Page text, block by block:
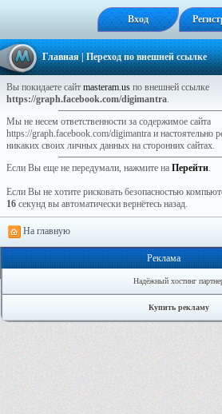
Вход
Главная| Переход по внешней ссылке
Вы покидаете сайт masteram.us по внешней ссылке
https://graph.facebook.com/digimantra.
Мы не несем ответственности за содержимое сайта
https://graph.facebook.com/digimantra и настоятельно
никаких своих личных данных на сторонних сайтах.
Если Вы еще не передумали, нажмите на Перейти.
Если Вы не хотите рисковать безопасностью
16 секунд вы автоматически вернётесь назад.
На главную
Реклама
Надёжный хостинг
Купить рекламу